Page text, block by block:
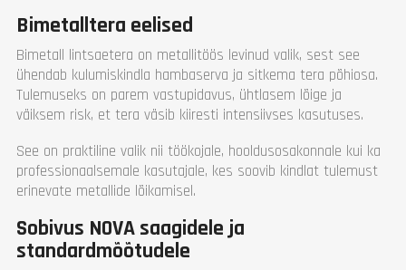
Bimetalltera eelised
Bimetall lintsaetera on metallitöös levinud valik, sest see
ühendab kulumiskindla hambaserva ja sitkema tera põhiosa.
Tulemuseks on parem vastupidavus, ühtlasem lõige ja
väiksem risk, et tera väsib kiiresti intensiivses kasutuses.
See on praktiline valik nii töökojale, hooldusosakonnale kui ka
professionaalsemale kasutajale, kes soovib kindlat tulemust
erinevate metallide lõikamisel.
Sobivus NOVA saagidele ja
standardmõõtudele